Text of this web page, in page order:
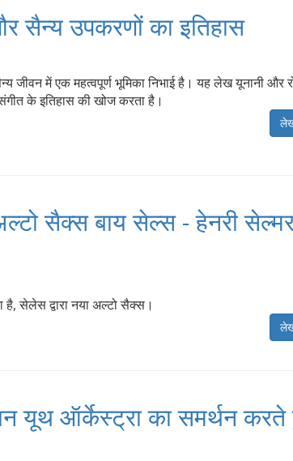
सैन्य उपकरणों का इतिहास
जीवन में एक महत्वपूर्ण भूमिका निभाई है। यह लेख यूनानी और
के इतिहास की खोज करता है।
सैक्स बाय सेल्स - हेनरी
है, सेलेस द्वारा नया अल्टो सैक्स।
यूथ ऑर्केस्ट्रा का समर्थन करते